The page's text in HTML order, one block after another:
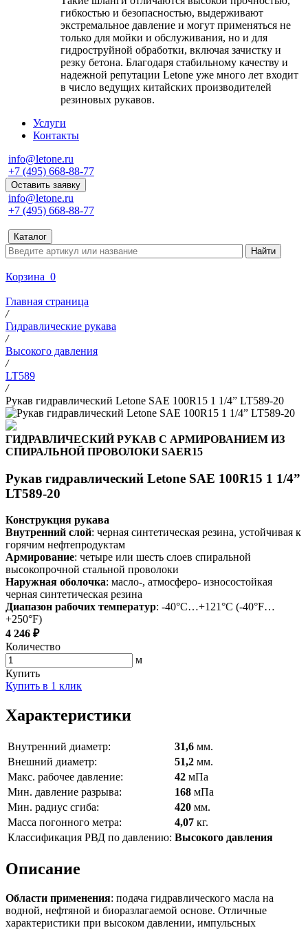
гибкостью и безопасностью, выдерживают
экстремальное давление и могут применяться не
только для мойки и обслуживания, но и для
гидроструйной обработки, включая зачистку и
резку бетона. Благодаря стабильному качеству и
надежной репутации Letone уже много лет входит
в число ведущих китайских производителей
резиновых рукавов.
Услуги
Контакты
info@letone.ru
+7 (495) 668-88-77
Оставить заявку
info@letone.ru
+7 (495) 668-88-77
Каталог
Корзина 0
Главная страница
/
Гидравлические рукава
/
Высокого давления
/
LT589
/
Рукав гидравлический Letone SAE 100R15 1 1/4” LT589-20
ГИДРАВЛИЧЕСКИЙ РУКАВ С АРМИРОВАНИЕМ ИЗ
СПИРАЛЬНОЙ ПРОВОЛОКИ SAER15
Рукав гидравлический Letone SAE 100R15 1 1/4”
LT589-20
Конструкция рукава
Внутренний слой: черная синтетическая резина, устойчивая к
горячим нефтепродуктам
Армирование: четыре или шесть слоев спиральной
высокопрочной стальной проволоки
Наружная оболочка: масло-, атмосферо- износостойкая
черная синтетическая резина
Диапазон рабочих температур: -40°C…+121°C (-40°F…
+250°F)
4 246 ₽
Количество
м
Купить
Купить в 1 клик
Характеристики
Внутренний диаметр: 31,6 мм.
Внешний диаметр:
51,2 мм.
Макс. рабочее давление:
42 мПа
Мин. давление разрыва:
168 мПа
Мин. радиус сгиба:
420 мм.
Масса погонного метра:
4,07 кг.
Классификация РВД по давлению: Высокого давления
Описание
Области применения: подача гидравлического масла на
водной, нефтяной и биоразлагаемой основе. Отличные
характеристики при высоком давлении, импульсных